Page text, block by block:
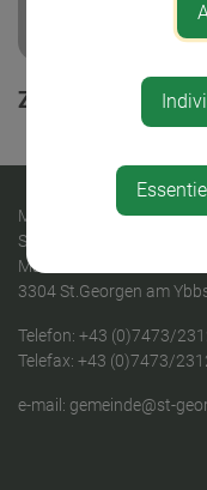
Zahnarzt - Dr.
MARKTGEMEINDE
St. Georgen am Ybbsfelde
Marktstraße 30
3304 St.Georgen am
Telefon: +43 (0)7473/
Telefax: +43 (0)7473/
e-mail: gemeinde@st-